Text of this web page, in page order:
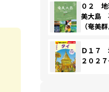
０２
美大島
（奄美
Ｄ１７
２０２